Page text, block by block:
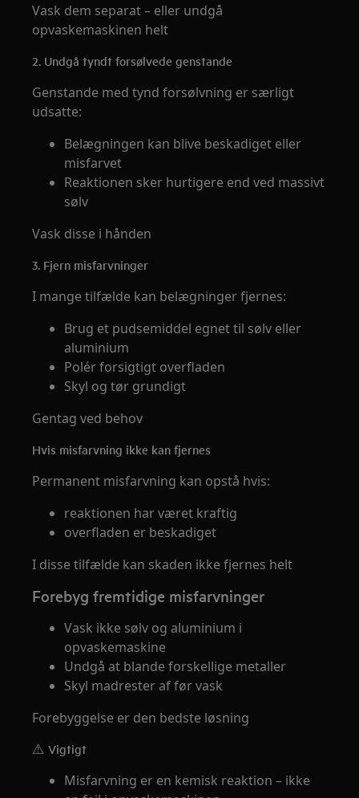
Vask dem separat – eller undgå
opvaskemaskinen helt
2. Undgå tyndt forsølvede genstande
Genstande med tynd forsølvning er særligt
udsatte:
Belægningen kan blive beskadiget eller
misfarvet
Reaktionen sker hurtigere end ved massivt
sølv
Vask disse i hånden
3. Fjern misfarvninger
I mange tilfælde kan belægninger fjernes:
Brug et pudsemiddel egnet til sølv eller
aluminium
Polér forsigtigt overfladen
Skyl og tør grundigt
Gentag ved behov
Hvis misfarvning ikke kan fjernes
Permanent misfarvning kan opstå hvis:
reaktionen har været kraftig
overfladen er beskadiget
I disse tilfælde kan skaden ikke fjernes helt
Forebyg fremtidige misfarvninger
Vask ikke sølv og aluminium i
opvaskemaskine
Undgå at blande forskellige metaller
Skyl madrester af før vask
Forebyggelse er den bedste løsning
⚠️ Vigtigt
Misfarvning er en kemisk reaktion – ikke